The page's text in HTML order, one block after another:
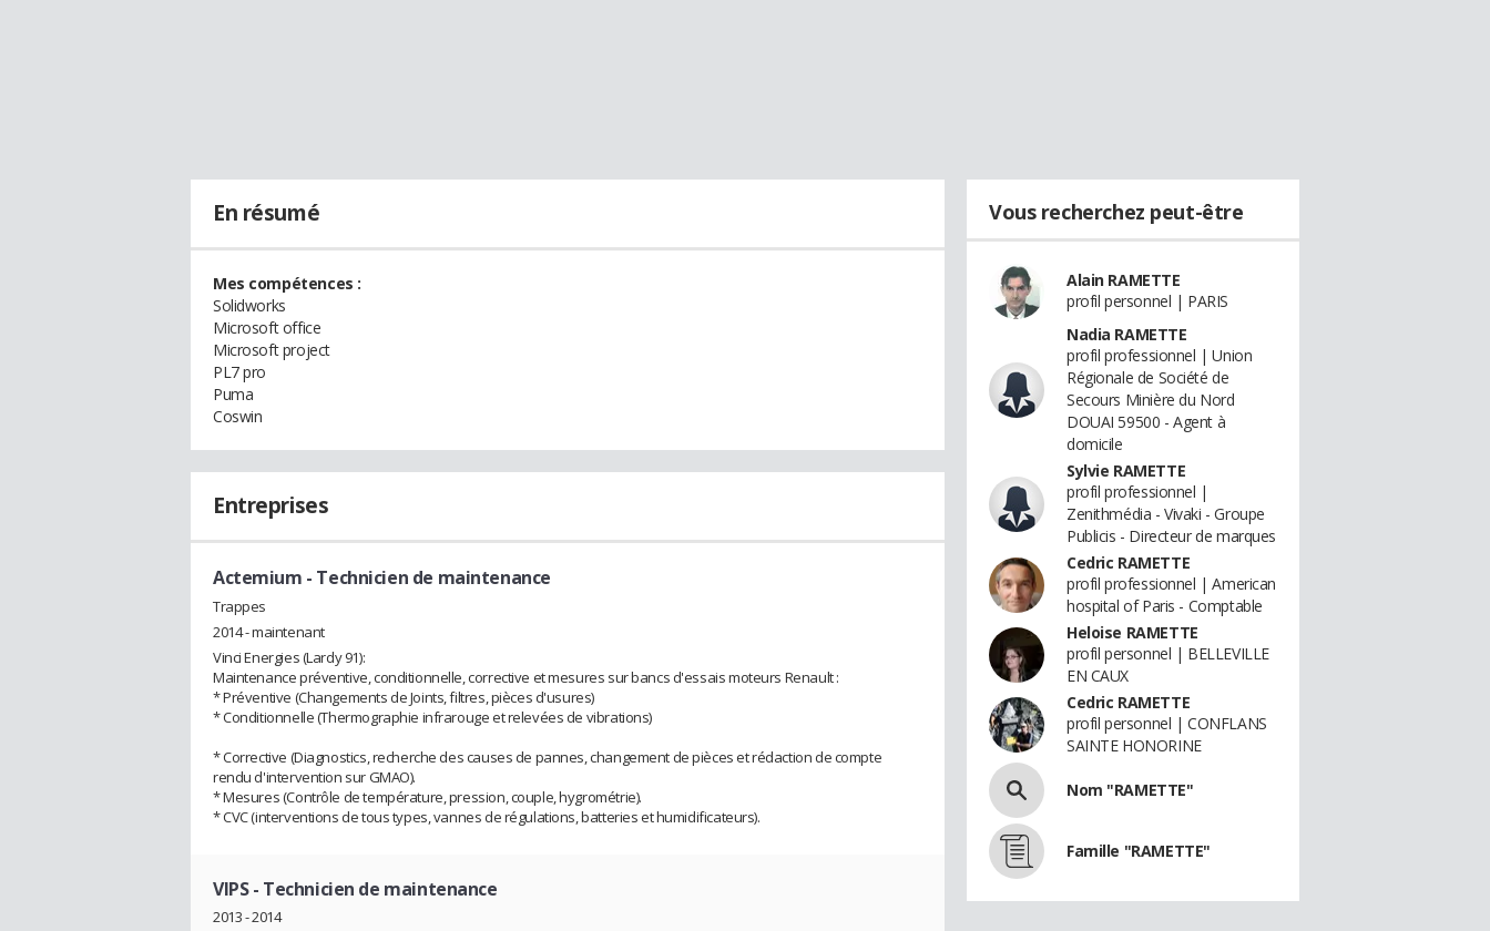
En résumé
Mes compétences :
Solidworks
Microsoft office
Microsoft project
PL7 pro
Puma
Coswin
Entreprises
Actemium - Technicien de maintenance
Trappes
2014 - maintenant
Vinci Energies (Lardy 91):
Maintenance préventive, conditionnelle, corrective et mesures sur bancs d'essais moteurs Renault :
* Préventive (Changements de Joints, filtres, pièces d'usures)
* Conditionnelle (Thermographie infrarouge et relevées de vibrations)
* Corrective (Diagnostics, recherche des causes de pannes, changement de pièces et rédaction de compte
rendu d'intervention sur GMAO).
* Mesures (Contrôle de température, pression, couple, hygrométrie).
* CVC (interventions de tous types, vannes de régulations, batteries et humidificateurs).
VIPS- Technicien de maintenance
2013 - 2014
Vous recherchez peut-être
Alain RAMETTE
profil personnel | PARIS
Nadia RAMETTE
profil professionnel | Union
Régionale de Société de
Secours Minière du Nord
DOUAI 59500 - Agent à
domicile
Sylvie RAMETTE
profil professionnel |
Zenithmédia - Vivaki - Groupe
Publicis - Directeur de marques
Cedric RAMETTE
profil professionnel | American
hospital of Paris - Comptable
Heloise RAMETTE
profil personnel | BELLEVILLE
EN CAUX
Cedric RAMETTE
profil personnel | CONFLANS
SAINTE HONORINE
Nom "RAMETTE"
Famille "RAMETTE"